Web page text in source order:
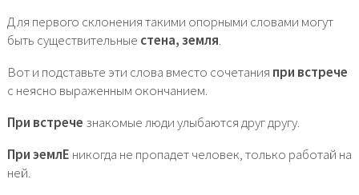
Для первого склонения такими опорными словами могут
быть существительные стена, земля.
Вот и подставьте эти слова вместо сочетания при встрече
с неясно выраженным окончанием.
При встрече знакомые люди улыбаются друг другу.
При эемлЕ никогда не пропадет человек, только работай на
ней.